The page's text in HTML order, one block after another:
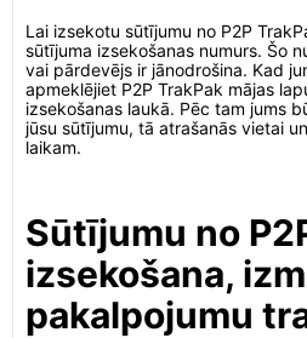
Lai izsekotu sūtījumu no P2P
sūtījuma izsekošanas numurs. Šo
vai pārdevējs ir jānodrošina. Kad
apmeklējiet P2P TrakPak mājas
izsekošanas laukā. Pēc tam jums
jūsu sūtījumu, tā atrašanās vietai
laikam.
Sūtījumu no
izsekošana,
pakalpojumu